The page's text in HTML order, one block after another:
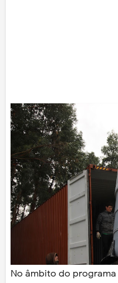
No âmbito do programa